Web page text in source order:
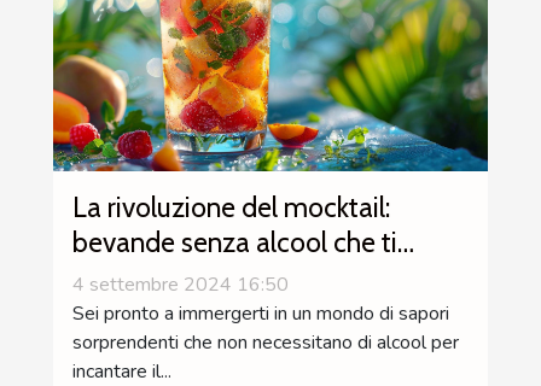
La rivoluzione del mocktail:
bevande senza alcool che ti
sorprenderanno
4 settembre 2024 16:50
Sei pronto a immergerti in un mondo di sapori
sorprendenti che non necessitano di alcool per
incantare il...